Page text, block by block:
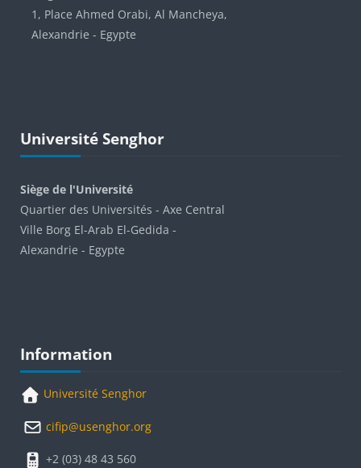
1, Place Ahmed Orabi, Al Mancheya,
Alexandrie - Egypte
Université Senghor
Siège de l'Université
Quartier des Universités - Axe Central
Ville Borg El-Arab El-Gedida -
Alexandrie - Egypte
Blocs
Information
Université Senghor
cifip@usenghor.org
+2 (03) 48 43 560